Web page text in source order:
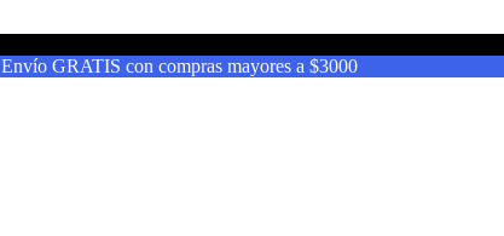
Envío GRATIS con compras mayores a $3000